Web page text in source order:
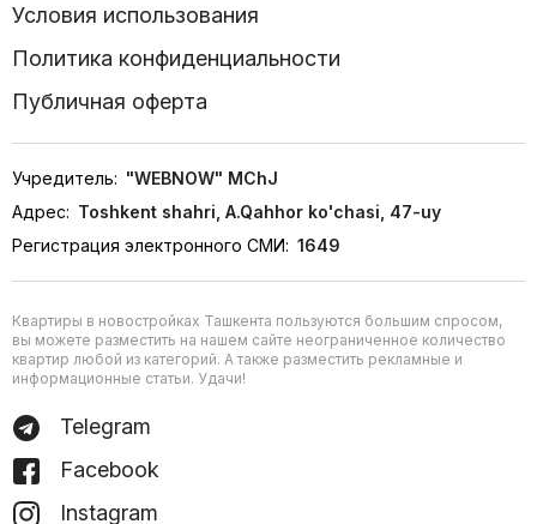
Условия использования
Политика конфиденциальности
Публичная оферта
Учредитель: "WEBNOW" MChJ
Адрес: Toshkent shahri, A.Qahhor ko'chasi, 47-uy
Регистрация электронного СМИ: 1649
Квартиры в новостройках Ташкента пользуются большим спросом,
вы можете разместить на нашем сайте неограниченное количество
квартир любой из категорий. А также разместить рекламные и
информационные статьи. Удачи!
Telegram
Facebook
Instagram